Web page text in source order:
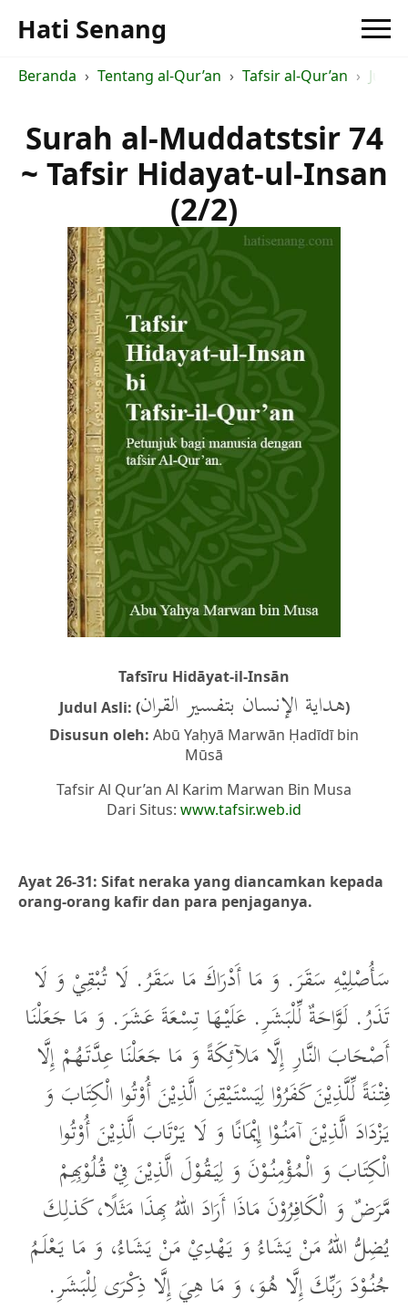
Hati Senang
Beranda Tentang al-Qur’an Tafsir al-Qur’an
Surah al-Muddatstsir 74
~ Tafsir Hidayat-ul-Insan
(2/2)
Tafsīru Hidāyat-il-Insān
Judul Asli: (هداية الإنسان بتفسير القران)
Disusun oleh: Abū Yaḥyā Marwān Ḥadīdī bin
Mūsā
Tafsir Al Qur’an Al Karim Marwan Bin Musa
Dari Situs: www.tafsir.web.id
Ayat 26-31: Sifat neraka yang diancamkan kepada
orang-orang kafir dan para penjaganya.
سَأُصْلِيْهِ سَقَرَ. وَ مَا أَدْرَاكَ مَا سَقَرُ. لَا تُبْقِيْ وَ لَا
تَذَرُ. لَوَّاحَةٌ لِّلْبَشَرِ. عَلَيْهَا تِسْعَةَ عَشَرَ. وَ مَا جَعَلْنَا
أَصْحَابَ النَّارِ إِلَّا مَلآئِكَةً وَ مَا جَعَلْنَا عِدَّتَهُمْ إِلَّا
فِتْنَةً لِّلَّذِيْنَ كَفَرُوْا لِيَسْتَيْقِنَ الَّذِيْنَ أُوْتُوا الْكِتَابَ وَ
يَزْدَادَ الَّذِيْنَ آمَنُوْا إِيْمَانًا وَ لَا يَرْتَابَ الَّذِيْنَ أُوْتُوا
الْكِتَابَ وَ الْمُؤْمِنُوْنَ وَ لِيَقُوْلَ الَّذِيْنَ فِيْ قُلُوْبِهِمْ
مَّرَضٌ وَ الْكَافِرُوْنَ مَاذَا أَرَادَ اللهُ بِهذَا مَثَلًا، كَذلِكَ
يُضِلُّ اللهُ مَنْ يَشَاءُ وَ يَهْدِيْ مَنْ يَشَاءُ، وَ مَا يَعْلَمُ
جُنُوْدَ رَبِّكَ إِلَّا هُوَ، وَ مَا هِيَ إِلَّا ذِكْرَى لِلْبَشَرِ.